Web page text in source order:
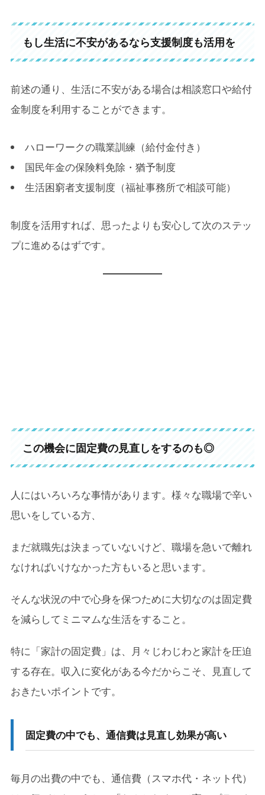
もし生活に不安があるなら支援制度も活用を
前述の通り、生活に不安がある場合は相談窓口や給付
金制度を利用することができます。
ハローワークの職業訓練（給付金付き）
国民年金の保険料免除・猶予制度
生活困窮者支援制度（福祉事務所で相談可能）
制度を活用すれば、思ったよりも安心して次のステッ
プに進めるはずです。
この機会に固定費の見直しをするのも◎
人にはいろいろな事情があります。様々な職場で辛い
思いをしている方、
まだ就職先は決まっていないけど、職場を急いで離れ
なければいけなかった方もいると思います。
そんな状況の中で心身を保つために大切なのは固定費
を減らしてミニマムな生活をすること。
特に「家計の固定費」は、月々じわじわと家計を圧迫
する存在。収入に変化がある今だからこそ、見直して
おきたいポイントです。
固定費の中でも、通信費は見直し効果が高い
毎月の出費の中でも、通信費（スマホ代・ネット代）